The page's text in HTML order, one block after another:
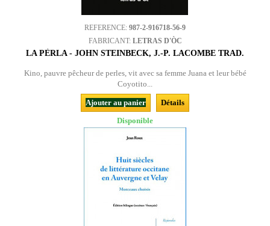
REFERENCE: 987-2-916718-56-9
FABRICANT: LETRAS D'ÒC
LA PÈRLA - JOHN STEINBECK, J.-P. LACOMBE TRAD.
Kino, pauvre pêcheur de perles, vit avec sa femme Juana et leur bébé
Coyotito...
Ajouter au panier
Détails
Disponible